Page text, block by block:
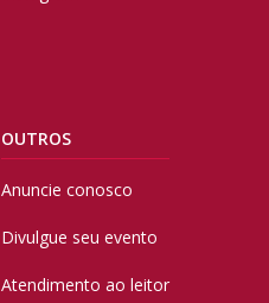
OUTROS
Anuncie conosco
Divulgue seu evento
Atendimento ao leitor